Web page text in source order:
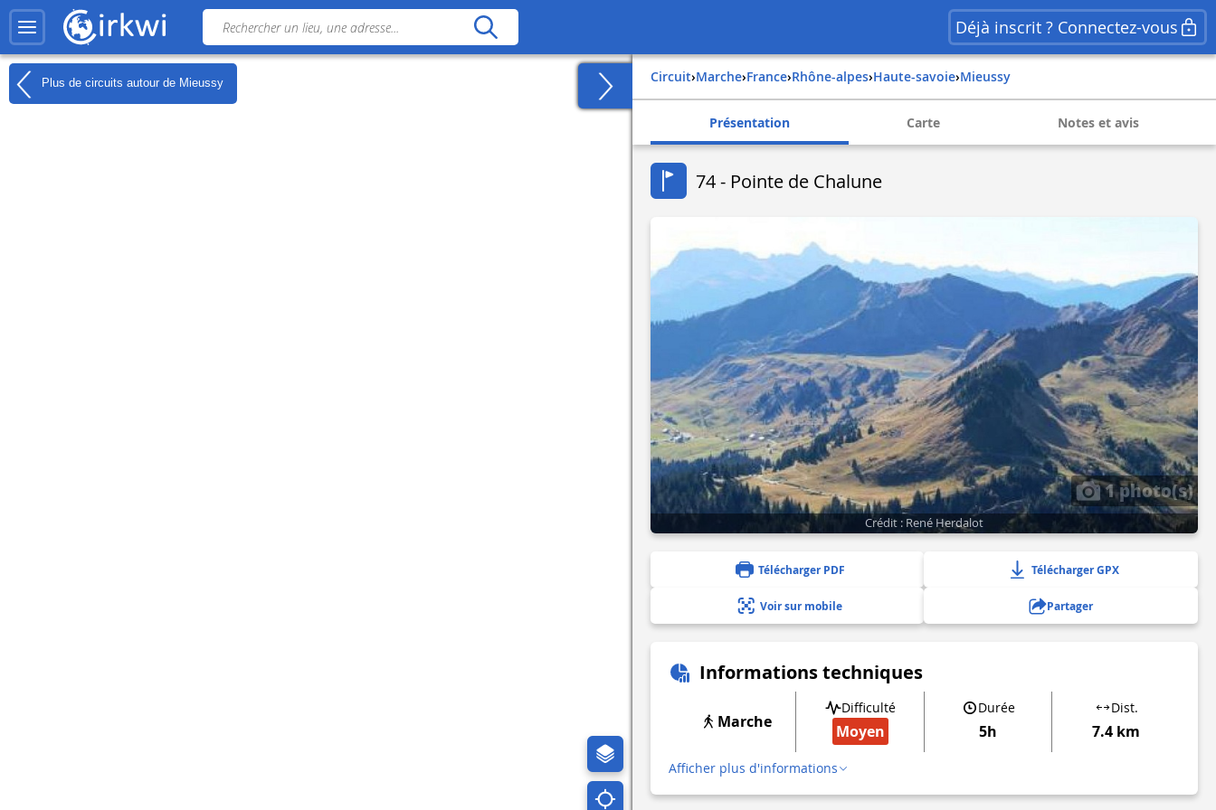
Déjà inscrit ? Connectez-vous
Plus de circuits autour de Mieussy Circuit› Marche› france› rhône-alpes› haute-savoie› mieussy
Présentation Carte Notes et avis
74 - Pointe de Chalune
1 photo(s)
Crédit : René Herdalot
Télécharger PDF Télécharger GPX
Voir sur mobile Partager
Informations techniques
Marche
Difficulté
Moyen
Durée
5h
Dist.
7.4 km
Afficher plus d'informations